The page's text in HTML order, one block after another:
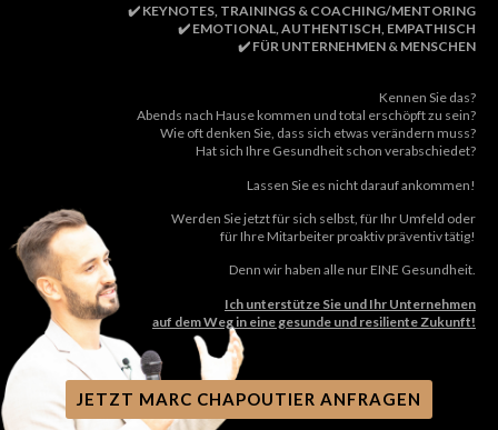
✔️ KEYNOTES, TRAININGS & COACHING/MENTORING
✔️ EMOTIONAL, AUTHENTISCH, EMPATHISCH
✔️ FÜR UNTERNEHMEN & MENSCHEN
Kennen Sie das?
Abends nach Hause kommen und total erschöpft zu sein?
Wie oft denken Sie, dass sich etwas verändern muss?
Hat sich Ihre Gesundheit schon verabschiedet?
Lassen Sie es nicht darauf ankommen!
Werden Sie jetzt für sich selbst, für Ihr Umfeld oder
für Ihre Mitarbeiter proaktiv präventiv tätig!
Denn wir haben alle nur EINE Gesundheit.
Ich unterstütze Sie und Ihr Unternehmen
auf dem Weg in eine gesunde und resiliente Zukunft!
JETZT MARC CHAPOUTIER ANFRAGEN